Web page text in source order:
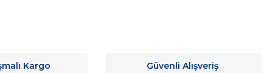
Kargo Güvenli Alışveriş